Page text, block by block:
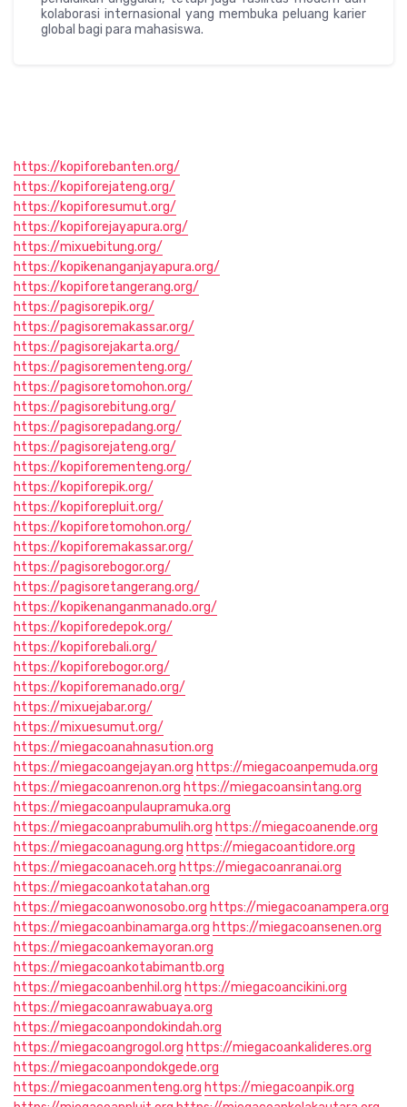
kolaborasi internasional yang membuka peluang karier
global bagi para mahasiswa.
https://kopiforebanten.org/
https://kopiforejateng.org/
https://kopiforesumut.org/
https://kopiforejayapura.org/
https://mixuebitung.org/
https://kopikenanganjayapura.org/
https://kopiforetangerang.org/
https://pagisorepik.org/
https://pagisoremakassar.org/
https://pagisorejakarta.org/
https://pagisorementeng.org/
https://pagisoretomohon.org/
https://pagisorebitung.org/
https://pagisorepadang.org/
https://pagisorejateng.org/
https://kopiforementeng.org/
https://kopiforepik.org/
https://kopiforepluit.org/
https://kopiforetomohon.org/
https://kopiforemakassar.org/
https://pagisorebogor.org/
https://pagisoretangerang.org/
https://kopikenanganmanado.org/
https://kopiforedepok.org/
https://kopiforebali.org/
https://kopiforebogor.org/
https://kopiforemanado.org/
https://mixuejabar.org/
https://mixuesumut.org/
https://miegacoanahnasution.org
https://miegacoangejayan.org https://miegacoanpemuda.org
https://miegacoanrenon.org https://miegacoansintang.org
https://miegacoanpulaupramuka.org
https://miegacoanprabumulih.org https://miegacoanende.org
https://miegacoanagung.org https://miegacoantidore.org
https://miegacoanaceh.org https://miegacoanranai.org
https://miegacoankotatahan.org
https://miegacoanwonosobo.org https://miegacoanampera.org
https://miegacoanbinamarga.org https://miegacoansenen.org
https://miegacoankemayoran.org
https://miegacoankotabimantb.org
https://miegacoanbenhil.org https://miegacoancikini.org
https://miegacoanrawabuaya.org
https://miegacoanpondokindah.org
https://miegacoangrogol.org https://miegacoankalideres.org
https://miegacoanpondokgede.org
https://miegacoanmenteng.org https://miegacoanpik.org